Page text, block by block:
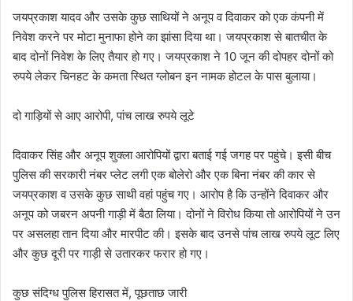
जयप्रकाश यादव और उसके कुछ साथियों ने अनूप व दिवाकर को एक कंपनी में
निवेश करने पर मोटा मुनाफा होने का झांसा दिया था। जयप्रकाश से बातचीत के
बाद दोनों निवेश के लिए तैयार हो गए। जयप्रकाश ने 10 जून की दोपहर दोनों को
रुपये लेकर चिनहट के कमता स्थित ग्लोबन इन नामक होटल के पास बुलाया।
दो गाड़ियों से आए आरोपी, पांच लाख रुपये लूटे
दिवाकर सिंह और अनूप शुक्ला आरोपियों द्वारा बताई गई जगह पर पहुंचे। इसी बीच
पुलिस की सरकारी नंबर प्लेट लगी एक बोलेरो और एक बिना नंबर की कार से
जयप्रकाश व उसके कुछ साथी वहां पहुंच गए। आरोप है कि उन्होंने दिवाकर और
अनूप को जबरन अपनी गाड़ी में बैठा लिया। दोनों ने विरोध किया तो आरोपियों ने उन
पर असलहा तान दिया और मारपीट की। इसके बाद उनसे पांच लाख रुपये लूट लिए
और कुछ दूरी पर गाड़ी से उतारकर फरार हो गए।
कुछ संदिग्ध पुलिस हिरासत में, पूछताछ जारी